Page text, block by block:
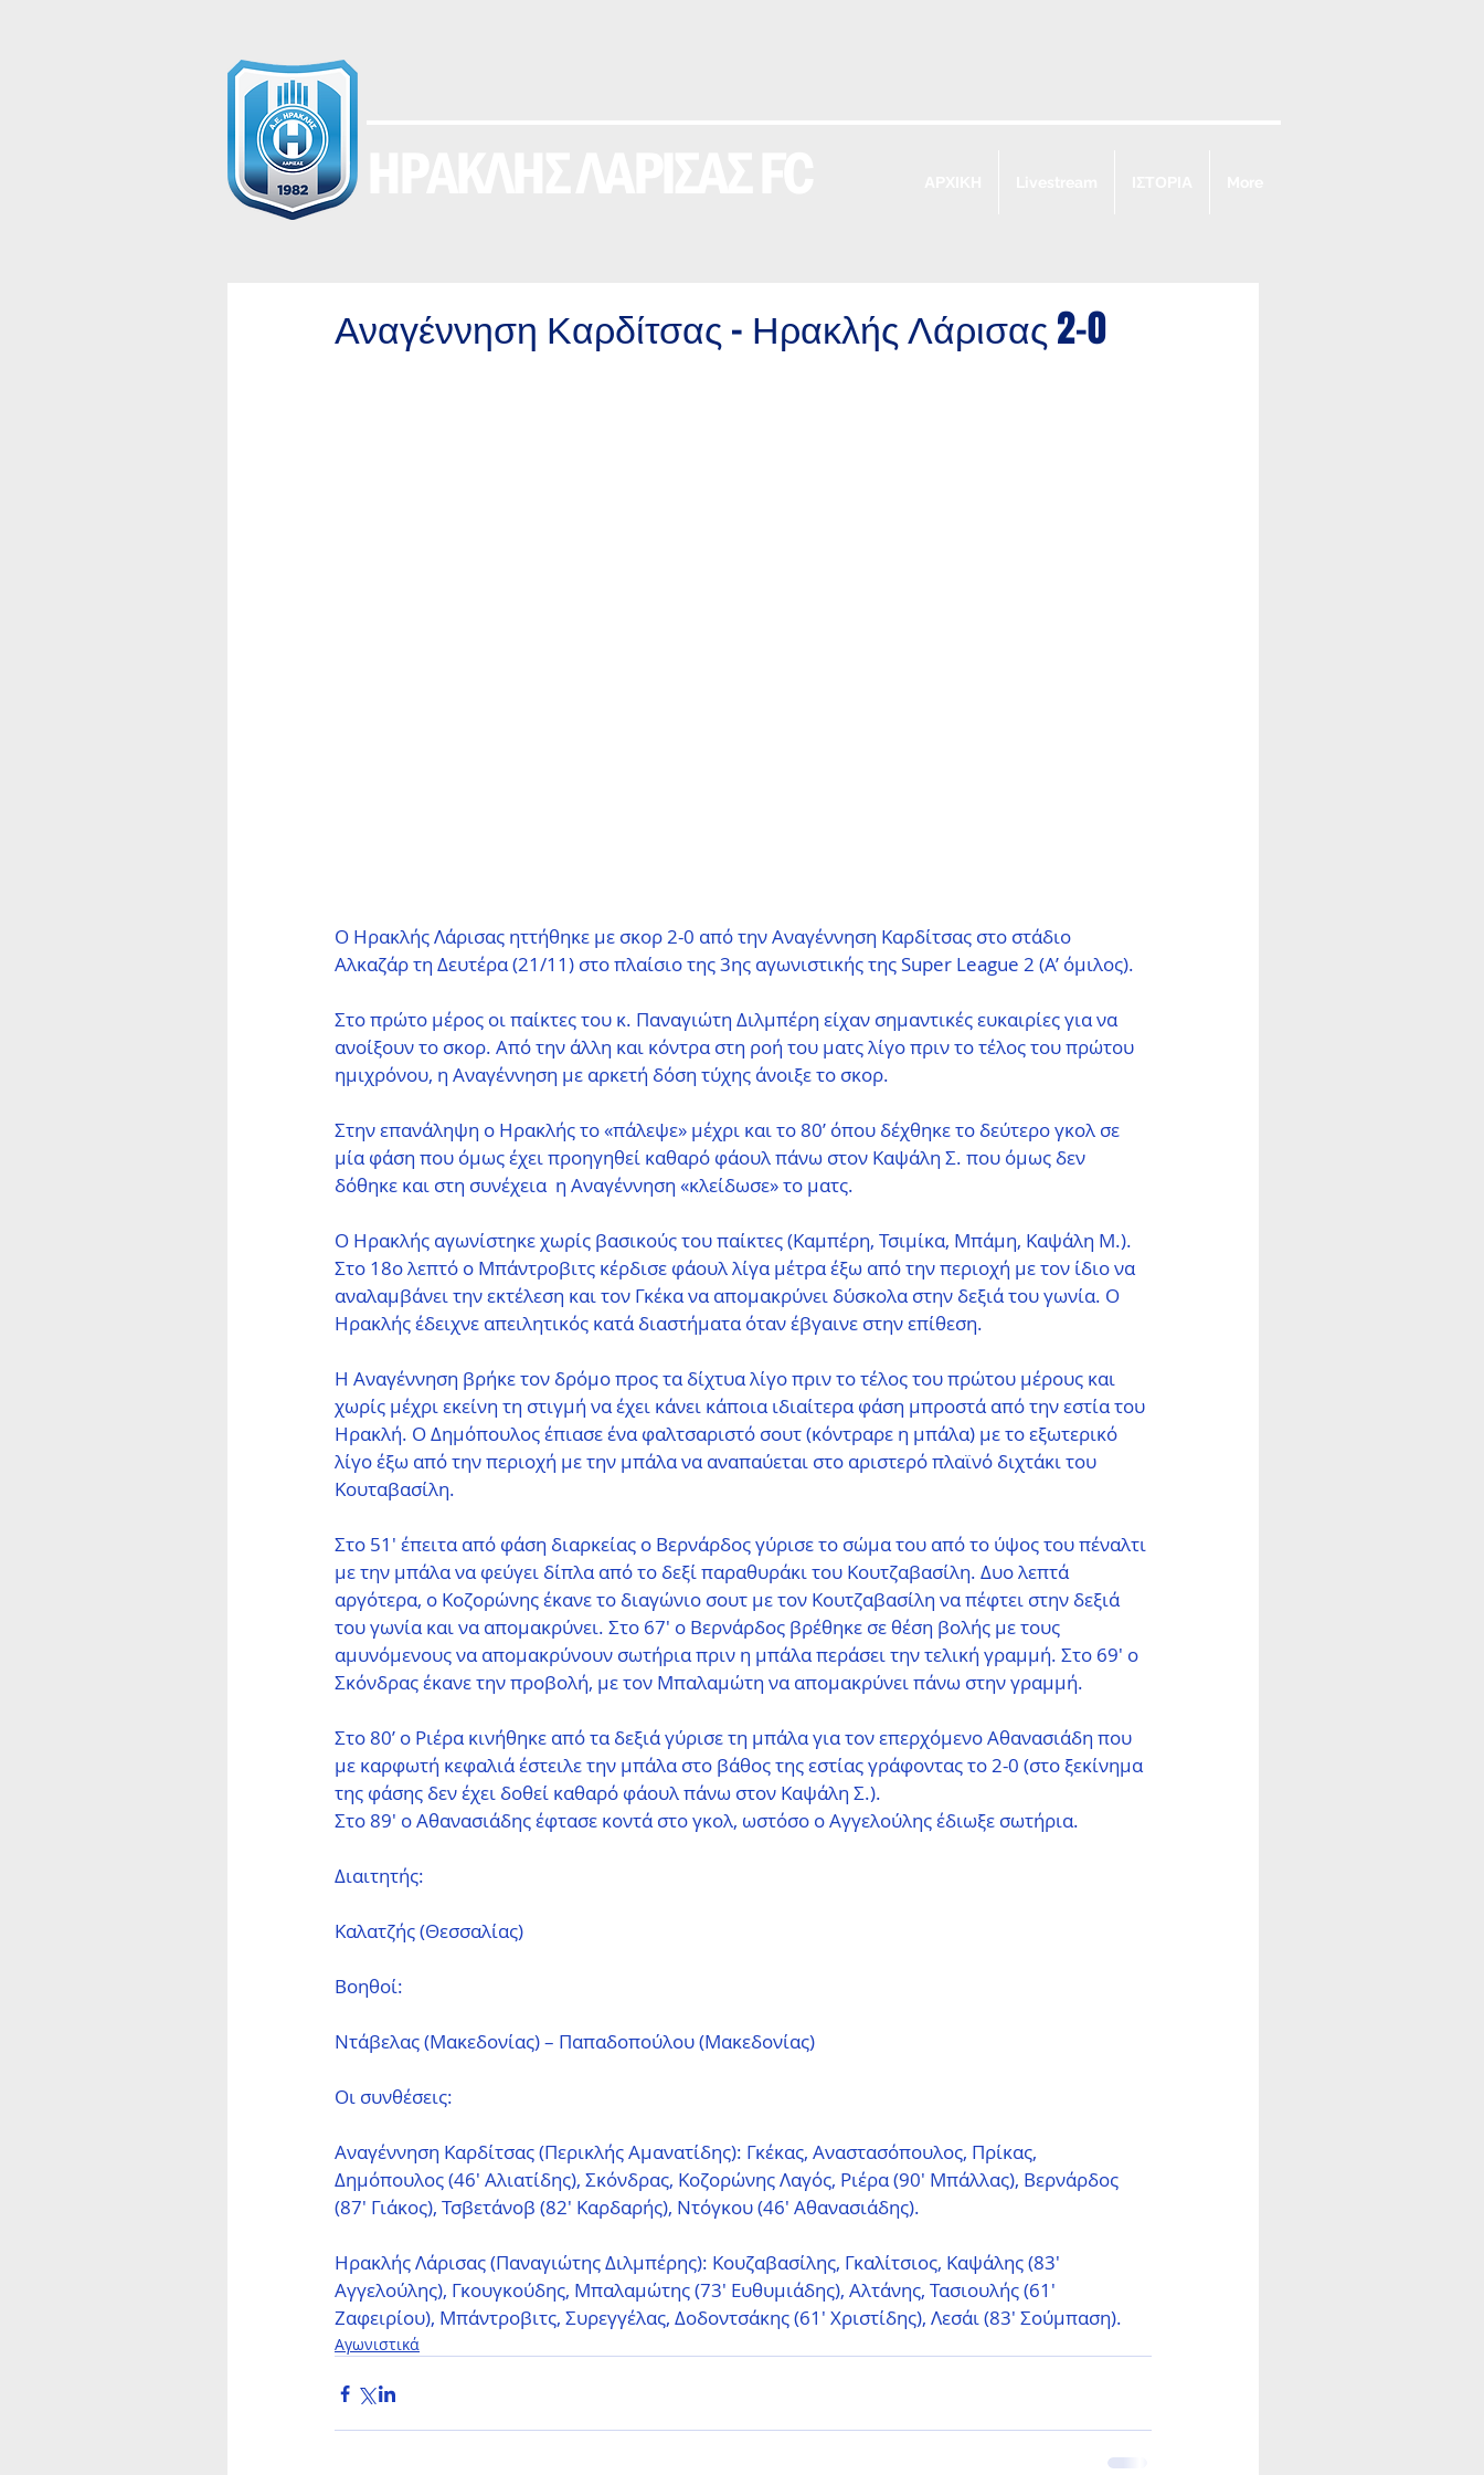
Αναγέννηση Καρδίτσας – Ηρακλής Λάρισας 2-0
Ο Ηρακλής Λάρισας ηττήθηκε με σκορ 2-0 από την Αναγέννηση Καρδίτσας στο στάδιο
Αλκαζάρ τη Δευτέρα (21/11) στο πλαίσιο της 3ης αγωνιστικής της Super League 2 (Α’ όμιλος).
Στο πρώτο μέρος οι παίκτες του κ. Παναγιώτη Διλμπέρη είχαν σημαντικές ευκαιρίες για να
ανοίξουν το σκορ. Από την άλλη και κόντρα στη ροή του ματς λίγο πριν το τέλος του πρώτου
ημιχρόνου, η Αναγέννηση με αρκετή δόση τύχης άνοιξε το σκορ.
Στην επανάληψη ο Ηρακλής το «πάλεψε» μέχρι και το 80’ όπου δέχθηκε το δεύτερο γκολ σε
μία φάση που όμως έχει προηγηθεί καθαρό φάουλ πάνω στον Καψάλη Σ. που όμως δεν
δόθηκε και στη συνέχεια  η Αναγέννηση «κλείδωσε» το ματς.
Ο Ηρακλής αγωνίστηκε χωρίς βασικούς του παίκτες (Καμπέρη, Τσιμίκα, Μπάμη, Καψάλη Μ.).
Στο 18ο λεπτό ο Μπάντροβιτς κέρδισε φάουλ λίγα μέτρα έξω από την περιοχή με τον ίδιο να
αναλαμβάνει την εκτέλεση και τον Γκέκα να απομακρύνει δύσκολα στην δεξιά του γωνία. Ο
Ηρακλής έδειχνε απειλητικός κατά διαστήματα όταν έβγαινε στην επίθεση.
Η Αναγέννηση βρήκε τον δρόμο προς τα δίχτυα λίγο πριν το τέλος του πρώτου μέρους και
χωρίς μέχρι εκείνη τη στιγμή να έχει κάνει κάποια ιδιαίτερα φάση μπροστά από την εστία του
Ηρακλή. Ο Δημόπουλος έπιασε ένα φαλτσαριστό σουτ (κόντραρε η μπάλα) με το εξωτερικό
λίγο έξω από την περιοχή με την μπάλα να αναπαύεται στο αριστερό πλαϊνό διχτάκι του
Κουταβασίλη.
Στο 51' έπειτα από φάση διαρκείας ο Βερνάρδος γύρισε το σώμα του από το ύψος του πέναλτι
με την μπάλα να φεύγει δίπλα από το δεξί παραθυράκι του Κουτζαβασίλη. Δυο λεπτά
αργότερα, ο Κοζορώνης έκανε το διαγώνιο σουτ με τον Κουτζαβασίλη να πέφτει στην δεξιά
του γωνία και να απομακρύνει. Στο 67' ο Βερνάρδος βρέθηκε σε θέση βολής με τους
αμυνόμενους να απομακρύνουν σωτήρια πριν η μπάλα περάσει την τελική γραμμή. Στο 69' ο
Σκόνδρας έκανε την προβολή, με τον Μπαλαμώτη να απομακρύνει πάνω στην γραμμή.
Στο 80’ ο Ριέρα κινήθηκε από τα δεξιά γύρισε τη μπάλα για τον επερχόμενο Αθανασιάδη που
με καρφωτή κεφαλιά έστειλε την μπάλα στο βάθος της εστίας γράφοντας το 2-0 (στο ξεκίνημα
της φάσης δεν έχει δοθεί καθαρό φάουλ πάνω στον Καψάλη Σ.).
Στο 89' ο Αθανασιάδης έφτασε κοντά στο γκολ, ωστόσο ο Αγγελούλης έδιωξε σωτήρια.
Διαιτητής:
Καλατζής (Θεσσαλίας)
Βοηθοί:
Ντάβελας (Μακεδονίας) – Παπαδοπούλου (Μακεδονίας)
Οι συνθέσεις:
Αναγέννηση Καρδίτσας (Περικλής Αμανατίδης): Γκέκας, Αναστασόπουλος, Πρίκας,
Δημόπουλος (46' Αλιατίδης), Σκόνδρας, Κοζορώνης Λαγός, Ριέρα (90' Μπάλλας), Βερνάρδος
(87' Γιάκος), Τσβετάνοβ (82' Καρδαρής), Ντόγκου (46' Aθανασιάδης).
Ηρακλής Λάρισας (Παναγιώτης Διλμπέρης): Κουζαβασίλης, Γκαλίτσιος, Καψάλης (83'
Αγγελούλης), Γκουγκούδης, Μπαλαμώτης (73' Ευθυμιάδης), Αλτάνης, Τασιουλής (61'
Ζαφειρίου), Μπάντροβιτς, Συρεγγέλας, Δοδοντσάκης (61' Χριστίδης), Λεσάι (83' Σούμπαση).
Αγωνιστικά